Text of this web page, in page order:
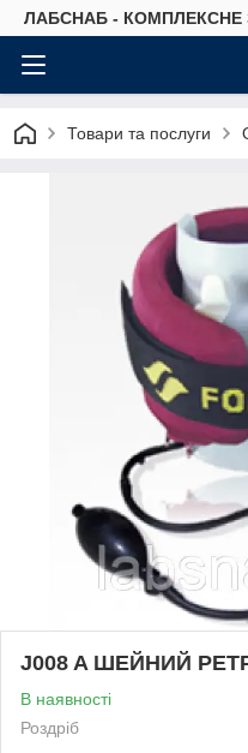
ЛАБСНАБ - КОМПЛЕКСНЕ
Товари та послуги
J008 A ШЕЙНИЙ
В наявності
Роздріб